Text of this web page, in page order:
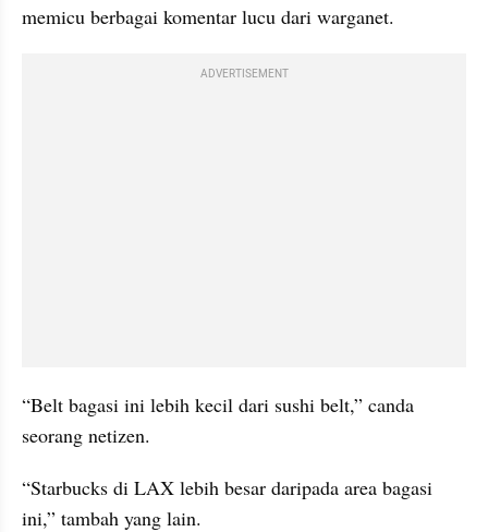
memicu berbagai komentar lucu dari warganet.
ADVERTISEMENT
“Belt bagasi ini lebih kecil dari sushi belt,” canda
seorang netizen.
“Starbucks di LAX lebih besar daripada area bagasi
ini,” tambah yang lain.